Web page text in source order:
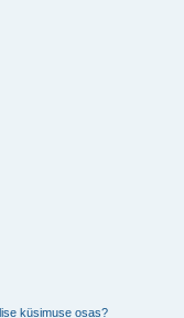
küsimuse osas?